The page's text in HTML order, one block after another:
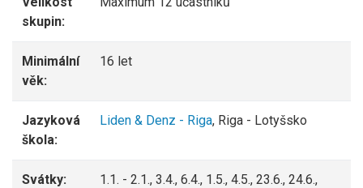
skupin:
Minimální
věk:
16 let
Jazyková
škola:
Liden & Denz - Riga, Riga - Lotyšsko
Svátky:
1.1. - 2.1., 3.4., 6.4., 1.5., 4.5., 23.6., 24.6.,